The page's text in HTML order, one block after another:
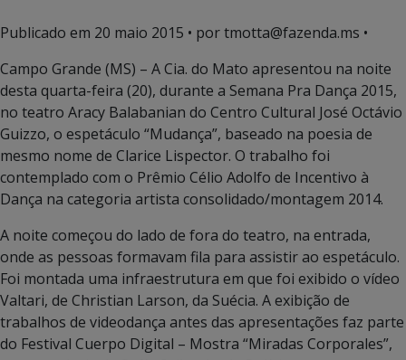
Publicado em 20 maio 2015 • por tmotta@fazenda.ms •
Campo Grande (MS) – A Cia. do Mato apresentou na noite
desta quarta-feira (20), durante a Semana Pra Dança 2015,
no teatro Aracy Balabanian do Centro Cultural José Octávio
Guizzo, o espetáculo “Mudança”, baseado na poesia de
mesmo nome de Clarice Lispector. O trabalho foi
contemplado com o Prêmio Célio Adolfo de Incentivo à
Dança na categoria artista consolidado/montagem 2014.
A noite começou do lado de fora do teatro, na entrada,
onde as pessoas formavam fila para assistir ao espetáculo.
Foi montada uma infraestrutura em que foi exibido o vídeo
Valtari, de Christian Larson, da Suécia. A exibição de
trabalhos de videodança antes das apresentações faz parte
do Festival Cuerpo Digital – Mostra “Miradas Corporales”,